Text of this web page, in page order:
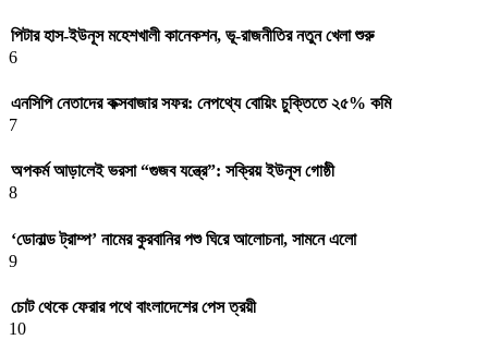
পিটার হাস-ইউনূস মহেশখালী কানেকশন, ভূ-রাজনীতির নতুন খেলা শুরু
6
এনসিপি নেতাদের কক্সবাজার সফর: নেপথ্যে বোয়িং চুক্তিতে ২৫% কমি
7
অপকর্ম আড়ালেই ভরসা “গুজব যন্ত্রে”: সক্রিয় ইউনূস গোষ্ঠী
8
‘ডোনাল্ড ট্রাম্প’ নামের কুরবানির পশু ঘিরে আলোচনা, সামনে এলো
9
চোট থেকে ফেরার পথে বাংলাদেশের পেস ত্রয়ী
10